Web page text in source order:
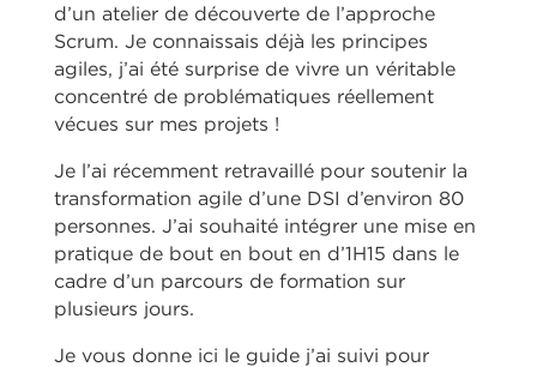
d’un atelier de découverte de l’approche
Scrum. Je connaissais déjà les principes
agiles, j’ai été surprise de vivre un véritable
concentré de problématiques réellement
vécues sur mes projets !
Je l’ai récemment retravaillé pour soutenir la
transformation agile d’une DSI d’environ 80
personnes. J’ai souhaité intégrer une mise en
pratique de bout en bout en d’1H15 dans le
cadre d’un parcours de formation sur
plusieurs jours.
Je vous donne ici le guide j’ai suivi pour